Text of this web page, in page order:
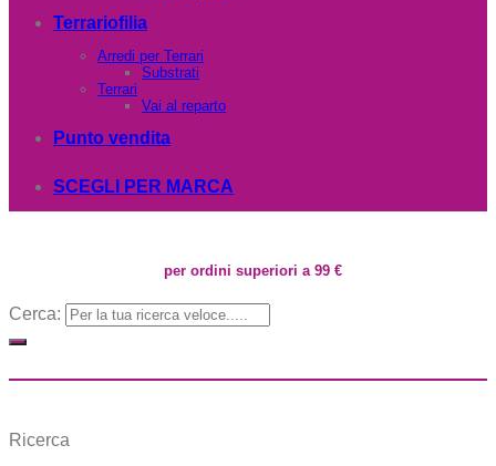
Terrariofilia
Arredi per Terrari
Substrati
Terrari
Vai al reparto
Punto vendita
SCEGLI PER MARCA
per ordini superiori a 99 €
Cerca:
Ricerca